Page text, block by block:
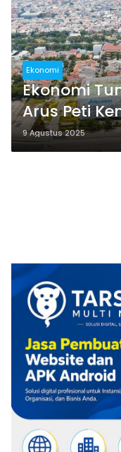
Ekonomi
Ekonomi
Arus Peti
9 Agustus 2025